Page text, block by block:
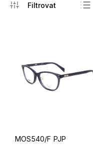
MOS540/F PJP